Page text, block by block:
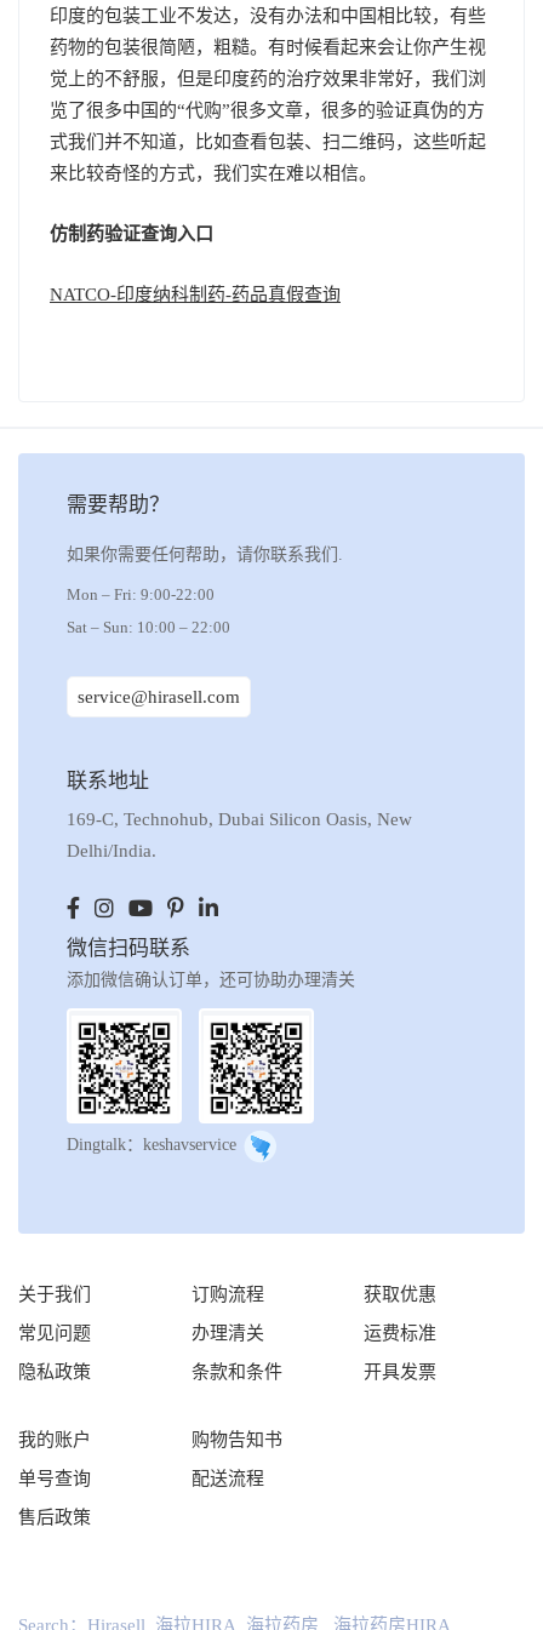
印度的包装工业不发达，没有办法和中国相比较，有些
药物的包装很简陋，粗糙。有时候看起来会让你产生视
觉上的不舒服，但是印度药的治疗效果非常好，我们浏
览了很多中国的“代购”很多文章，很多的验证真伪的方
式我们并不知道，比如查看包装、扫二维码，这些听起
来比较奇怪的方式，我们实在难以相信。
仿制药验证查询入口
NATCO-印度纳科制药-药品真假查询
需要帮助？
如果你需要任何帮助，请你联系我们.
Mon – Fri: 9:00-22:00
Sat – Sun: 10:00 – 22:00
service@hirasell.com
联系地址
169-C, Technohub, Dubai Silicon Oasis, New
Delhi/India.
微信扫码联系
添加微信确认订单，还可协助办理清关
Dingtalk：keshavservice
关于我们
常见问题
隐私政策
订购流程
办理清关
条款和条件
获取优惠
运费标准
开具发票
我的账户
单号查询
售后政策
购物告知书
配送流程
Search： Hirasell 海拉HIRA 海拉药房 海拉药房HIRA